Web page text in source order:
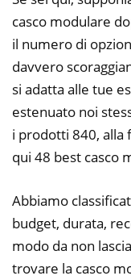
casco modulare
il numero di
davvero
si adatta alle tue
estenuato noi
i prodotti 840, alla
qui 48 best casco
Abbiamo
budget, durata,
modo da non
trovare la casco